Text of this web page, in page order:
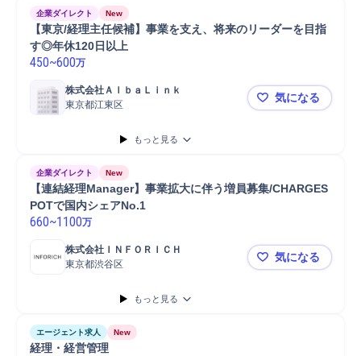
企業ダイレクト New
【東京/経理主任候補】事業を支え、将来のリーダーを目指
す◎年休120日以上
450~600万
株式会社ＡｌｂａＬｉｎｋ
東京都江東区
【東京/経
気になる
もっと見る
企業ダイレクト New
【連結経理Manager】事業拡大に伴う増員募集/CHARGES
POTで国内シェアNo.1
660~1100万
株式会社ＩＮＦＯＲＩＣＨ
東京都渋谷区
【連結経理
気になる
もっと見る
エージェント求人 New
経理・経営管理